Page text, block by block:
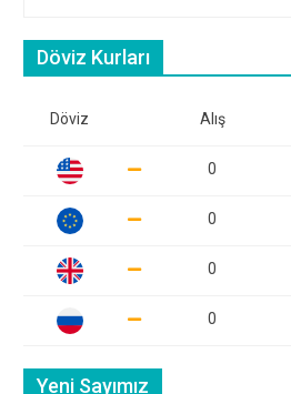
Döviz Kurları
Döviz Alış
0
0
0
0
Yeni Sayımız